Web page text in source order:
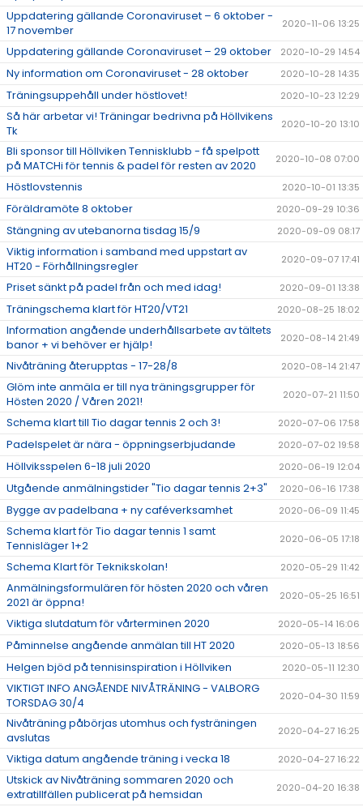
Uppdatering gällande Coronaviruset – 6 oktober -
17 november
2020-11-06 13:25
Uppdatering gällande Coronaviruset – 29 oktober 2020-10-29 14:54
Ny information om Coronaviruset - 28 oktober 2020-10-28 14:35
Träningsuppehåll under höstlovet! 2020-10-23 12:29
Så här arbetar vi! Träningar bedrivna på Höllvikens
Tk
2020-10-20 13:10
Bli sponsor till Höllviken Tennisklubb - få spelpott
på MATCHi för tennis & padel för resten av 2020
2020-10-08 07:00
Höstlovstennis 2020-10-01 13:35
Föräldramöte 8 oktober 2020-09-29 10:36
Stängning av utebanorna tisdag 15/9 2020-09-09 08:17
Viktig information i samband med uppstart av
HT20 - Förhållningsregler
2020-09-07 17:41
Priset sänkt på padel från och med idag! 2020-09-01 13:38
Träningschema klart för HT20/VT21 2020-08-25 18:02
Information angående underhållsarbete av tältets
banor + vi behöver er hjälp!
2020-08-14 21:49
Nivåträning återupptas - 17-28/8 2020-08-14 21:47
Glöm inte anmäla er till nya träningsgrupper för
Hösten 2020 / Våren 2021!
2020-07-21 11:50
Schema klart till Tio dagar tennis 2 och 3! 2020-07-06 17:58
Padelspelet är nära - öppningserbjudande 2020-07-02 19:58
Höllviksspelen 6-18 juli 2020 2020-06-19 12:04
Utgående anmälningstider "Tio dagar tennis 2+3" 2020-06-16 17:38
Bygge av padelbana + ny caféverksamhet 2020-06-09 11:45
Schema klart för Tio dagar tennis 1 samt
Tennisläger 1+2
2020-06-05 17:18
Schema Klart för Teknikskolan! 2020-05-29 11:42
Anmälningsformulären för hösten 2020 och våren
2021 är öppna!
2020-05-25 16:51
Viktiga slutdatum för vårterminen 2020 2020-05-14 16:06
Påminnelse angående anmälan till HT 2020 2020-05-13 18:56
Helgen bjöd på tennisinspiration i Höllviken 2020-05-11 12:30
VIKTIGT INFO ANGÅENDE NIVÅTRÄNING - VALBORG
TORSDAG 30/4
2020-04-30 11:59
Nivåträning påbörjas utomhus och fysträningen
avslutas
2020-04-27 16:25
Viktiga datum angående träning i vecka 18 2020-04-27 16:22
Utskick av Nivåträning sommaren 2020 och
extratillfällen publicerat på hemsidan
2020-04-20 16:38